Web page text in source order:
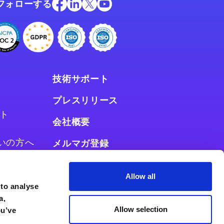
analyse
Allow all
Allow selection
ォローする
の方へ
技術サポート
プレスリリース
会社概要
メルマガ登録